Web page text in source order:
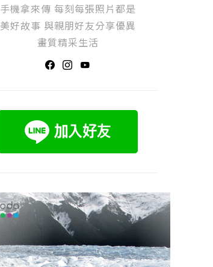
手機拿來傳 每刻每張照片都是
美好故事 與親朋好友分享優異
畫質精采生活